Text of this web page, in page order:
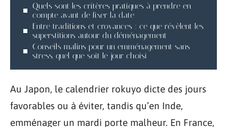
Quels sont les critères pratiques à prendre en
compte avant de fixer la date
Entre traditions et croyances : ce que révèlent les
superstitions autour du déménagement
Conseils malins pour un emménagement sans
stress, quel que soit le jour choisi
Au Japon, le calendrier rokuyo dicte des jours
favorables ou à éviter, tandis qu’en Inde,
emménager un mardi porte malheur. En France,